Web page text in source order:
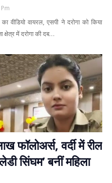
वीडियो वायरल, एसपी ने दरोगा को किया
में दरोगा की दब…
फॉलोअर्स, वर्दी में रील
सिंघम’ बनीं महिला